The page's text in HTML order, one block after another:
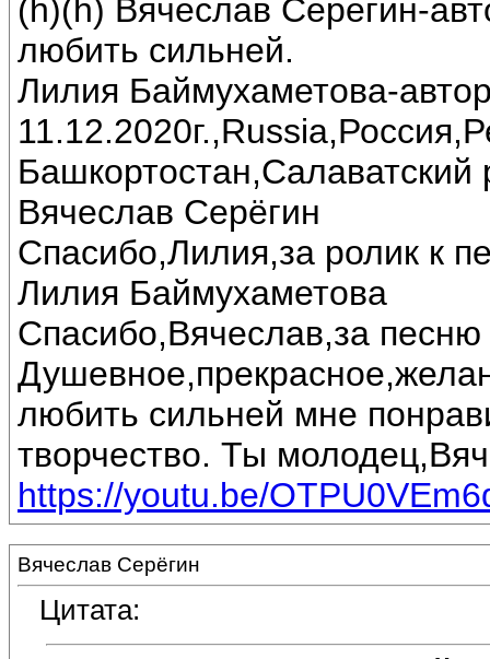
(h)(h) Вячеслав Серегин-
любить сильней.
Лилия Баймухаметова-
Вячеслав Серёгин
Спасибо,Лилия,за ролик к
Лилия Баймухаметова
Спасибо,Вячеслав,за песню
любить сильней мне
творчество. Ты
https://youtu.be/
Вячеслав Серёгин
Цитата: